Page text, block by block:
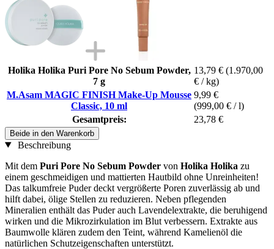
Holika Holika Puri Pore No Sebum Powder,
7 g
13,79 € (1.970,00
€ / kg)
M.Asam MAGIC FINISH Make-Up Mousse
Classic, 10 ml
9,99 €
(999,00 € / l)
Gesamtpreis:
23,78 €
Beide in den Warenkorb
Beschreibung
Mit dem Puri Pore No Sebum Powder von Holika Holika zu
einem geschmeidigen und mattierten Hautbild ohne Unreinheiten!
Das talkumfreie Puder deckt vergrößerte Poren zuverlässig ab und
hilft dabei, ölige Stellen zu reduzieren. Neben pflegenden
Mineralien enthält das Puder auch Lavendelextrakte, die beruhigend
wirken und die Mikrozirkulation im Blut verbessern. Extrakte aus
Baumwolle klären zudem den Teint, während Kamelienöl die
natürlichen Schutzeigenschaften unterstützt.